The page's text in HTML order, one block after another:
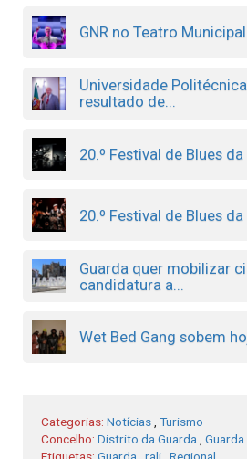
GNR no Teatro
Universidade
resultado de...
20.º Festival de Blues
20.º Festival de Blues
Guarda quer mobilizar
candidatura a...
Wet Bed Gang sobem
Categorias: Notícias Turismo
Concelho: Distrito da Guarda
Guarda